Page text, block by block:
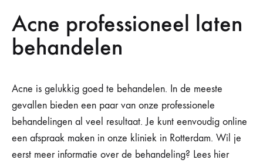
Acne professioneel laten
behandelen
Acne is gelukkig goed te behandelen. In de meeste
gevallen bieden een paar van onze professionele
behandelingen al veel resultaat. Je kunt eenvoudig online
een afspraak maken in onze kliniek in Rotterdam. Wil je
eerst meer informatie over de behandeling? Lees hier